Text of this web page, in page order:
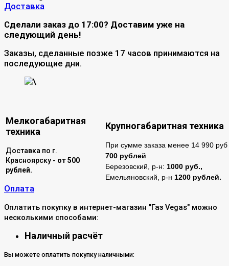
Доставка
Сделали заказ до 17:00? Доставим уже на
следующий день!
Заказы, сделанные позже 17 часов принимаются на
последующие дни.
\
Мелкогабаритная
техника
Крупногабаритная техника
Доставка по г.
Красноярску - от 500
рублей.
При сумме заказа менее 14 990 руб
700 рублей
Березовский, р-н: 1000 руб.,
Емельяновский, р-н 1200 рублей.
Оплата
Оплатить покупку в интернет-магазин "Газ Vegas" можно
несколькими способами:
Наличный расчёт
Вы можете оплатить покупку наличными: